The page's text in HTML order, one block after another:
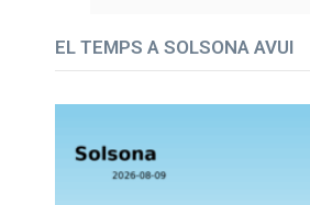
EL TEMPS A SOLSONA AVUI